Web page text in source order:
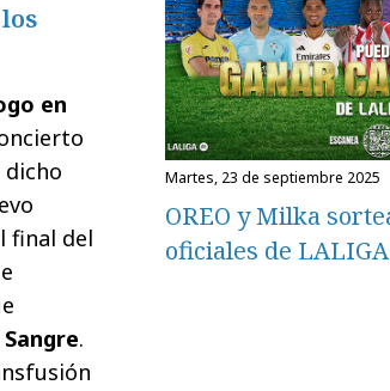
en
dicho
final del
.
martes, 23 de septiembre 2025
oficiales de LALIGA